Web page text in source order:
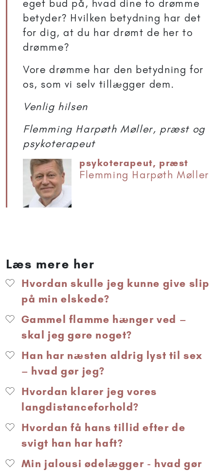
eget bud på, hvad dine to drømme
betyder? Hvilken betydning har det
for dig, at du har drømt de her to
drømme?
Vore drømme har den betydning for
os, som vi selv tillægger dem.
Venlig hilsen
Flemming Harpøth Møller, præst og
psykoterapeut
psykoterapeut, præst
Flemming Harpøth Møller
Læs mere her
Hvordan skulle jeg kunne give slip
på min elskede?
Gammel flamme hænger ved –
skal jeg gøre noget?
Han har næsten aldrig lyst til sex
– hvad gør jeg?
Hvordan klarer jeg vores
langdistanceforhold?
Hvordan få hans tillid efter de
svigt han har haft?
Min jalousi ødelægger - hvad gør